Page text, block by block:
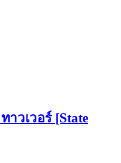
าวเวอร์ [State